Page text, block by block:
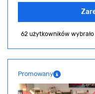
62 użytkowników
Promowany